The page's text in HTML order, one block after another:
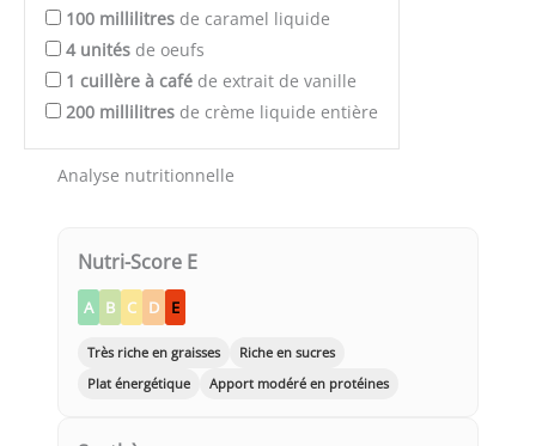
100 millilitres de caramel liquide
4 unités de oeufs
1 cuillère à café de extrait de vanille
200 millilitres de crème liquide entière
Analyse nutritionnelle
Nutri-Score E
A B C D E
Très riche en graisses
Riche en sucres
Plat énergétique
Apport modéré en protéines